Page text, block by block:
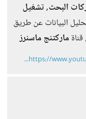
البحث,تشغيل
البيانات عن طريق
ماركتنج ماسنرز
https://